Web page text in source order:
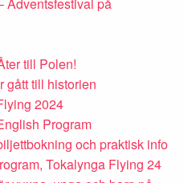
till Polen!
gått till historien
2024
Program
och praktisk info
Tokalynga Flying 24